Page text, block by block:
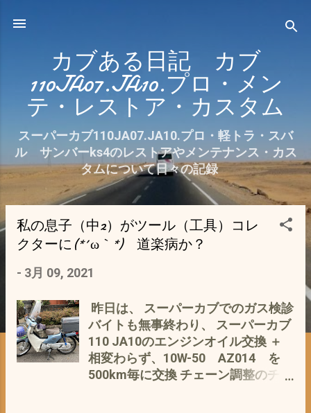
カブある日記 カブ
110JA07.JA10.プロ・メン
テ・レストア・カスタム
スーパーカブ110JA07.JA10.プロ・軽トラ・スバ
ル サンバーks4のレストアやメンテナンス・カス
タムについて日々の記録
投
稿
私の息子（中2）がツール（工具）コレ
クターに(*´ω｀*) 道楽病か？
- 3月 09, 2021
昨日は、 スーパーカブでのガス検診
バイトも無事終わり、 スーパーカブ
110 JA10のエンジンオイル交換 ＋
相変わらず、10W-50 AZ014 を
500km毎に交換 チェーン調整のチェ